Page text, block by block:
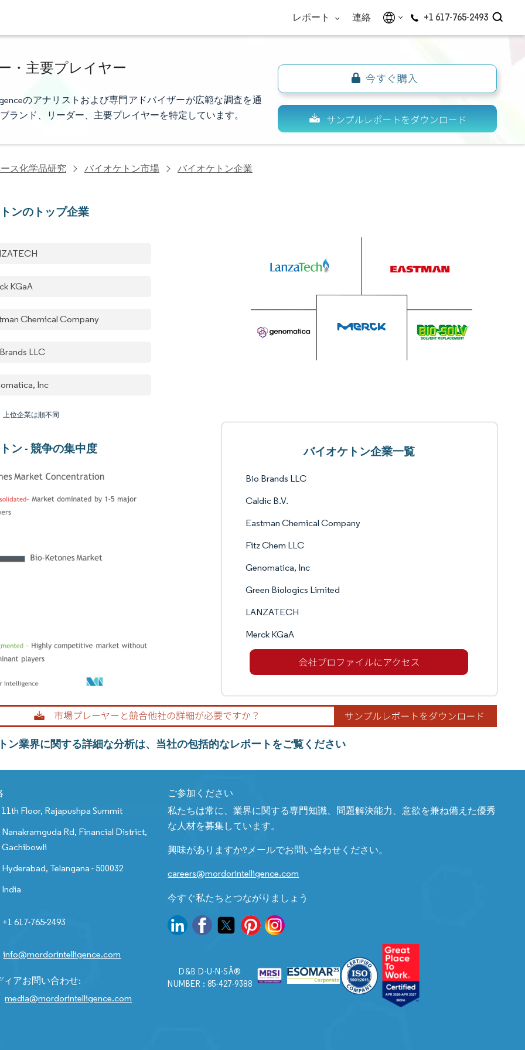
レポート 連絡 +1 617-765-2493
・主要プレイヤー
のアナリストおよび専門アドバイザーが広範な調査を通
ランド、リーダー、主要プレイヤーを特定しています。
ス化学品研究 バイオケトン市場 バイオケトン企業
ンのトップ企業
KGaA
Chemical Company
LLC
Inc
上位企業は順不同
ン - 競争の集中度 バイオケトン企業一覧
Bio Brands LLC
Caldic B.V.
Eastman Chemical Company
Fitz Chem LLC
Genomatica, Inc
Green Biologics Limited
LANZATECH
Merck KGaA
ン業界に関する詳細な分析は、当社の包括的なレポートをご覧ください
11th Floor, Rajapushpa Summit
Nanakramguda Rd, Financial District,
Gachibowli
Hyderabad, Telangana - 500032
India
+1 617-765-2493
info@mordorintelligence.com
ィアお問い合わせ:
media@mordorintelligence.com
ご参加ください
私たちは常に、業界に関する専門知識、問題解決能力、意欲を兼ね備えた優秀
な人材を募集しています。
興味がありますか?メールでお問い合わせください。
careers@mordorintelligence.com
今すぐ私たちとつながりましょう
D&B D-U-N-SÂ®
NUMBER : 85-427-9388